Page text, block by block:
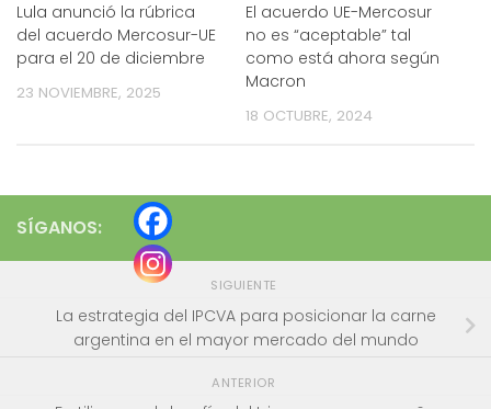
Lula anunció la rúbrica
del acuerdo Mercosur-UE
para el 20 de diciembre
23 NOVIEMBRE, 2025
El acuerdo UE-Mercosur
no es “aceptable” tal
como está ahora según
Macron
18 OCTUBRE, 2024
SÍGANOS:
SIGUIENTE
La estrategia del IPCVA para posicionar la carne
argentina en el mayor mercado del mundo
ANTERIOR